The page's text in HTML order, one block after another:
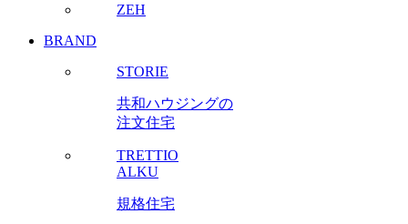
ZEH
BRAND
STORIE
共和ハウジングの
注文住宅
TRETTIO
ALKU
規格住宅